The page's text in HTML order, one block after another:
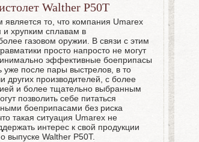
Walther P50T
то, что компания Umarex
и хрупким сплавам в
газовом оружии. В связи с этим
просто напросто не могут
эффективные боеприпасы
уже после пары выстрелов, в то
других производителей, с более
и более тщательно выбранным
позволить себе питаться
боеприпасами без риска
такая ситуация Umarex не
интерес к свой продукции
выпуске Walther P50T.